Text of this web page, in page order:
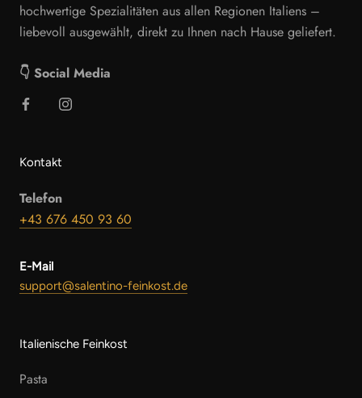
hochwertige Spezialitäten aus allen Regionen Italiens –
liebevoll ausgewählt, direkt zu Ihnen nach Hause geliefert.
👇 Social Media
Kontakt
Telefon
+43 676 450 93 60
E-Mail
support@salentino-feinkost.de
Italienische Feinkost
Pasta